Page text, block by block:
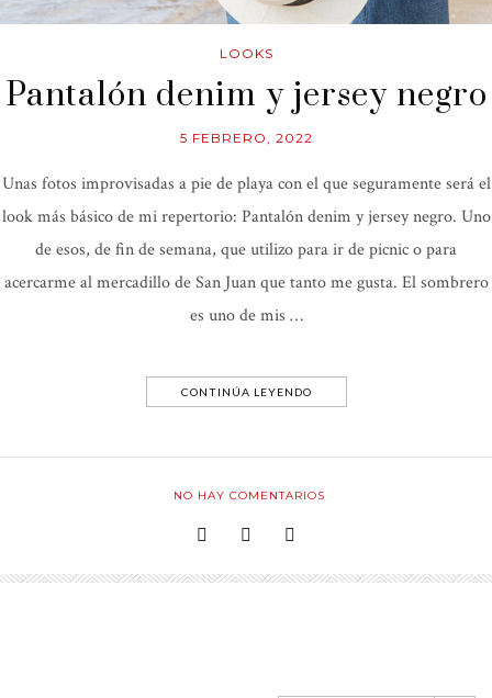
LOOKS
Pantalón denim y jersey negro
5 FEBRERO, 2022
Unas fotos improvisadas a pie de playa con el que seguramente será el
look más básico de mi repertorio: Pantalón denim y jersey negro. Uno
de esos, de fin de semana, que utilizo para ir de picnic o para
acercarme al mercadillo de San Juan que tanto me gusta. El sombrero
es uno de mis …
CONTINÚA LEYENDO
NO HAY COMENTARIOS